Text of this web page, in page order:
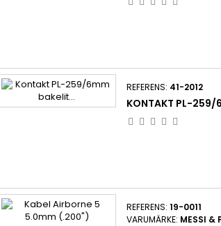
REFERENS: 41-2012
KONTAKT PL-259/
REFERENS: 19-0011
VARUMÄRKE: MESSI &